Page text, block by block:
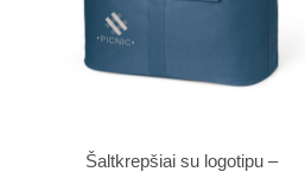
Šaltkrepšiai su logotipu –